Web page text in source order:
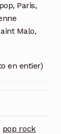
Paris,
Malo,
en entier)
pop rock